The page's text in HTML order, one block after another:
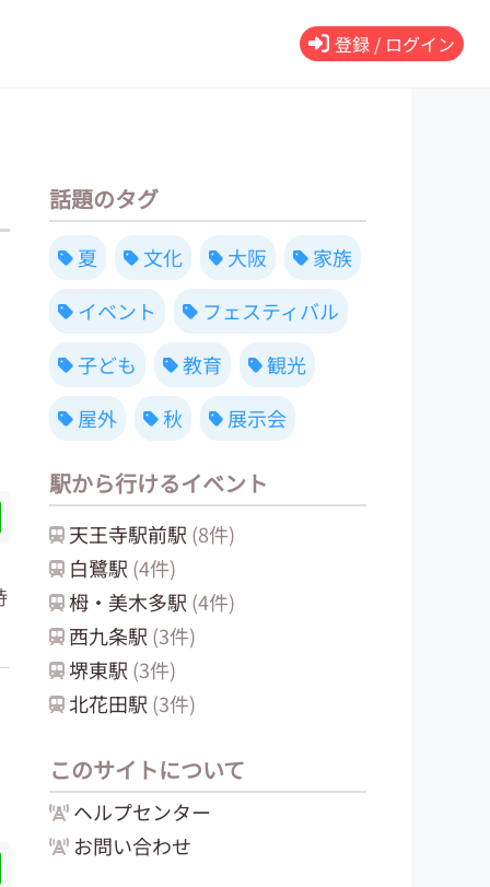
登録 / ログイン
話題のタグ
夏 文化 大阪
家族
イベント
フェスティバル
子ども
教育
観光
屋外
秋 展示会
駅から行けるイベント
天王寺駅前駅 (8件)
白鷺駅 (4件)
栂・美木多駅 (4件)
西九条駅 (3件)
堺東駅 (3件)
北花田駅 (3件)
このサイトについて
ヘルプセンター
お問い合わせ